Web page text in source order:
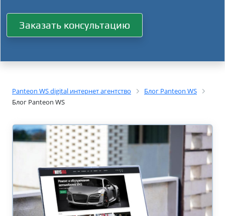
Заказать консультацию
Panteon WS digital интернет агентство
Блог Panteon WS
Блог Panteon WS